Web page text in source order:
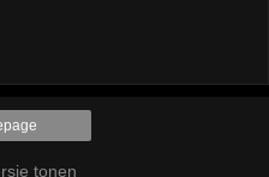
tonen